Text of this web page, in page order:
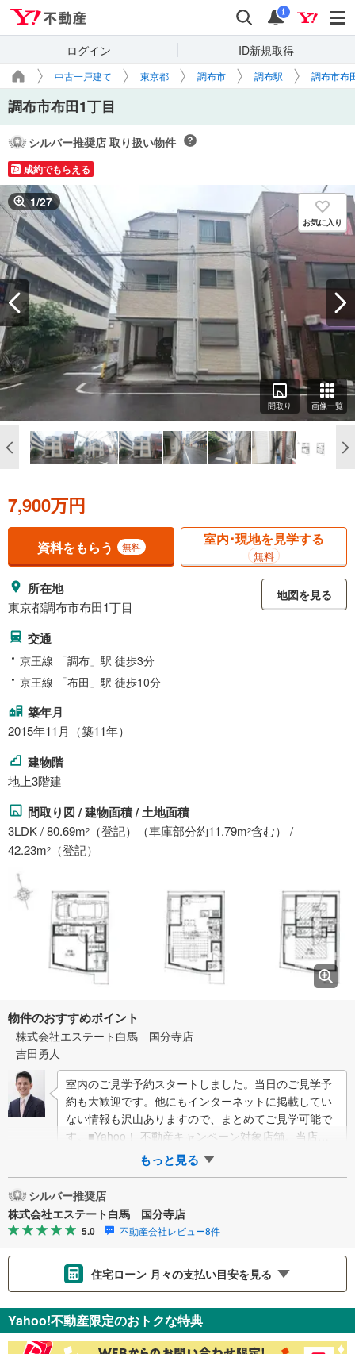
検索 通知
i
ログイン ID新規取得
中古一戸建て 東京都 調布市 調布駅 調布市布
調布市布田1丁目
シルバー推奨店 取り扱い物件
成約でもらえる
1/27
お気に入り
間取り 画像一覧
7,900万円
資料をもらう 無料 室内･現地を見学する
無料
所在地
東京都調布市布田1丁目
地図を見る
交通
京王線 「調布」駅 徒歩3分
京王線 「布田」駅 徒歩10分
築年月
2015年11月（築11年）
建物階
地上3階建
間取り図 / 建物面積 / 土地面積
3LDK / 80.69m2 （登記）（車庫部分約11.79m2含む） /
42.23m2 （登記）
物件のおすすめポイント
株式会社エステート白馬 国分寺店
吉田勇人
室内のご見学予約スタートしました。当日のご見学予
約も大歓迎です。他にもインターネットに掲載してい
ない情報も沢山ありますので、まとめてご見学可能で
す。■Yahoo！ 不動産キャンペーン対象店舗。当店で
物件を成約するとPayPayボー…
もっと見る
シルバー推奨店
株式会社エステート白馬 国分寺店
5.0 不動産会社レビュー8件
住宅ローン 月々の支払い目安を見る
金利 ％
Yahoo!不動産限定のおトクな特典